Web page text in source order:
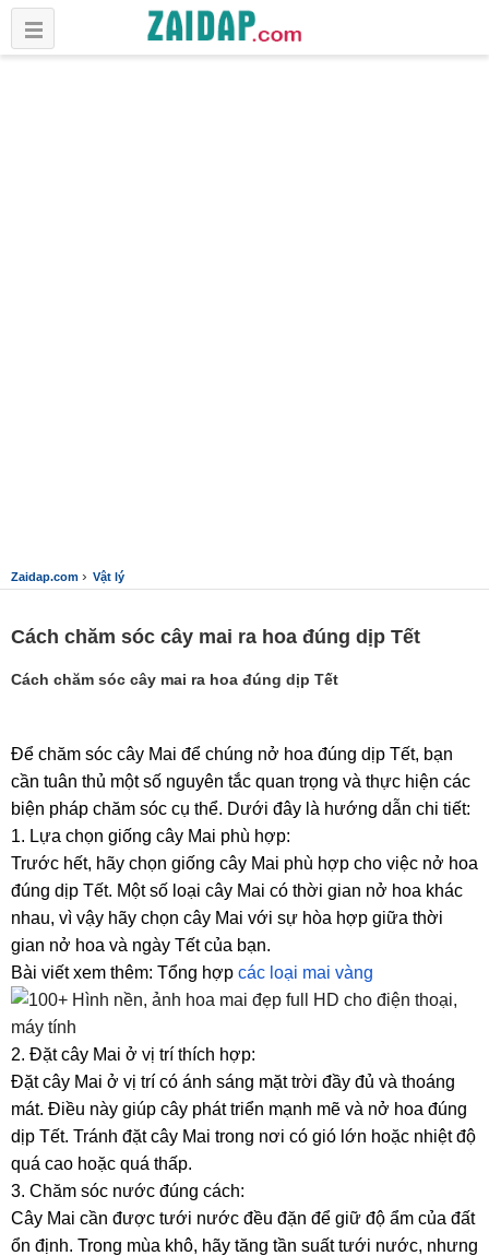
Zaidap.com › Vật lý
Cách chăm sóc cây mai ra hoa đúng dịp Tết
Cách chăm sóc cây mai ra hoa đúng dịp Tết
Để chăm sóc cây Mai để chúng nở hoa đúng dịp Tết, bạn
cần tuân thủ một số nguyên tắc quan trọng và thực hiện các
biện pháp chăm sóc cụ thể. Dưới đây là hướng dẫn chi tiết:
1. Lựa chọn giống cây Mai phù hợp:
Trước hết, hãy chọn giống cây Mai phù hợp cho việc nở hoa
đúng dịp Tết. Một số loại cây Mai có thời gian nở hoa khác
nhau, vì vậy hãy chọn cây Mai với sự hòa hợp giữa thời
gian nở hoa và ngày Tết của bạn.
Bài viết xem thêm: Tổng hợp các loại mai vàng
2. Đặt cây Mai ở vị trí thích hợp:
Đặt cây Mai ở vị trí có ánh sáng mặt trời đầy đủ và thoáng
mát. Điều này giúp cây phát triển mạnh mẽ và nở hoa đúng
dịp Tết. Tránh đặt cây Mai trong nơi có gió lớn hoặc nhiệt độ
quá cao hoặc quá thấp.
3. Chăm sóc nước đúng cách:
Cây Mai cần được tưới nước đều đặn để giữ độ ẩm của đất
ổn định. Trong mùa khô, hãy tăng tần suất tưới nước, nhưng